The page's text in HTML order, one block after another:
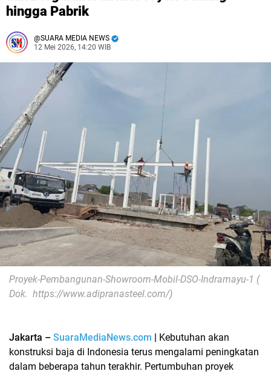
hingga Pabrik
SUARA MEDIA NEWS
12 Mei 2026, 14:20 WIB
Proyek-Pembangunan-Showroom-Mobil-DSO-Indramayu-1 (
Dok. https://www.adipranasteel.com/)
Jakarta – SuaraMediaNews.com
Kebutuhan akan
konstruksi baja di Indonesia terus mengalami peningkatan
dalam beberapa tahun terakhir. Pertumbuhan proyek